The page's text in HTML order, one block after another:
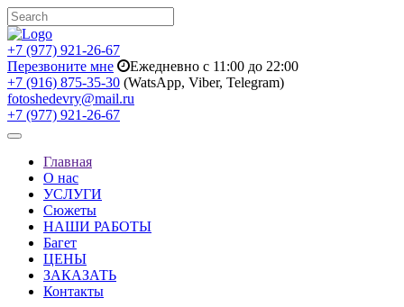
+7 (977) 921-26-67
Перезвоните мне
Ежедневно с 11:00 до 22:00
+7 (916) 875-35-30 (WatsApp, Viber, Telegram)
fotoshedevry@mail.ru
+7 (977) 921-26-67
Toggle
navigationГлавная
О нас
УСЛУГИ
Сюжеты
НАШИ РАБОТЫ
Багет
ЦЕНЫ
ЗАКАЗАТЬ
Контакты